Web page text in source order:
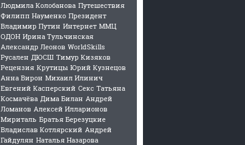
Людмила Колобанова Путешествия
Филипп Науменко Президент
Владимир Путин Интернет ММЦ
ОДОН Ирина Тульчинская
Александр Леонов WorldSkills
Русален ДЮСШ Тимур Кизяков
Рецензия Крутицы Юрий Кузнецов
Анна Вирон Михаил Илинич
Евгений Касперский Секс Татьяна
Космачёва Дима Билан Андрей
Ломанов Алексей Илларионов
Мириталь Братья Березуцкие
Владислав Котлярский Андрей
Гайдулян Наталья Назарова